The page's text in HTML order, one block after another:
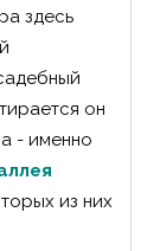
здесь
он
- именно
из них